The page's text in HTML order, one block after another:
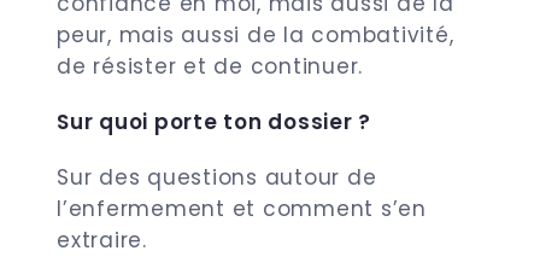
peur, mais aussi de la combativité,
de résister et de continuer.
Sur quoi porte ton dossier ?
Sur des questions autour de
l’enfermement et comment s’en
extraire.